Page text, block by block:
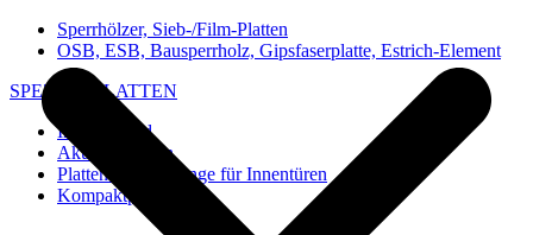
Sperrhölzer, Sieb-/Film-Platten
OSB, ESB, Bausperrholz, Gipsfaserplatte, Estrich-Element
SPEZIAL-PLATTEN
Imi-Verbund
Akustik-Platten
Platten und Rohlinge für Innentüren
Kompaktplatten